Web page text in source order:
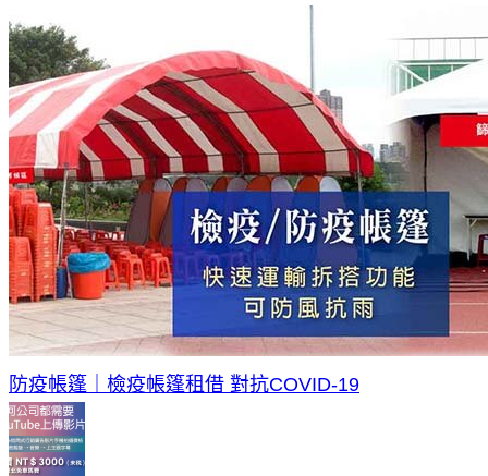
防疫帳篷｜檢疫帳篷租借 對抗COVID-19